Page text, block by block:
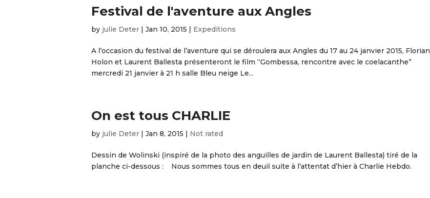
Festival de l'aventure aux Angles
by julie Deter | Jan 10, 2015 | Expeditions
A l’occasion du festival de l’aventure qui se déroulera aux Angles du 17 au 24 janvier 2015, Florian
Holon et Laurent Ballesta présenteront le film “Gombessa, rencontre avec le coelacanthe”
mercredi 21 janvier à 21 h salle Bleu neige Le...
On est tous CHARLIE
by julie Deter | Jan 8, 2015 | Not rated
Dessin de Wolinski (inspiré de la photo des anguilles de jardin de Laurent Ballesta) tiré de la
planche ci-dessous : Nous sommes tous en deuil suite à l’attentat d’hier à Charlie Hebdo.